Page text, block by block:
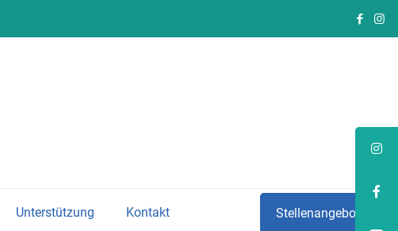
Unterstützung Kontakt Stellenangebote